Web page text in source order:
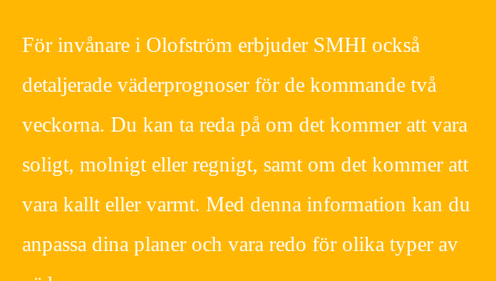
För invånare i Olofström erbjuder SMHI också
detaljerade väderprognoser för de kommande två
veckorna. Du kan ta reda på om det kommer att vara
soligt, molnigt eller regnigt, samt om det kommer att
vara kallt eller varmt. Med denna information kan du
anpassa dina planer och vara redo för olika typer av